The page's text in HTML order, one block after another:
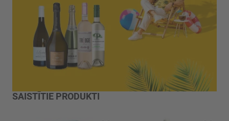
SAISTĪTIE PRODUKTI